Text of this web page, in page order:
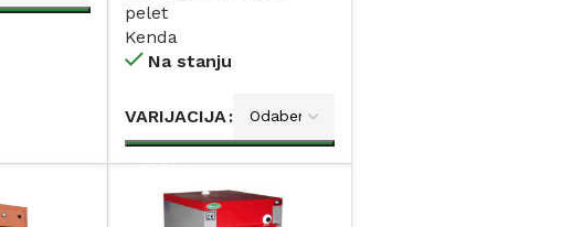
pelet
Kenda
Na stanju
VARIJACIJA
DODAJ